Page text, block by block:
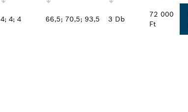
4; 4; 4 66,5; 70,5; 93,5 3 Db
72 000
Ft